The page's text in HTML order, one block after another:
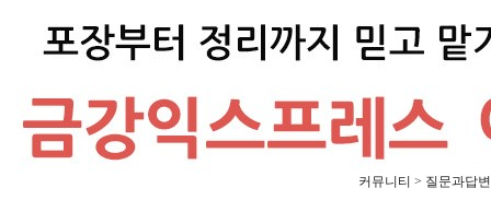
커뮤니티 > 질문과답변